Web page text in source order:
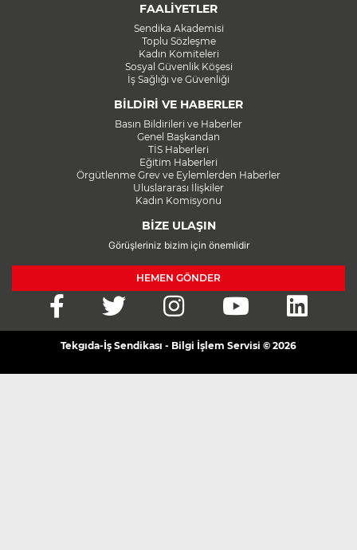
FAALİYETLER
Sendika Akademisi
Toplu Sözleşme
Kadın Komiteleri
Sosyal Güvenlik Köşesi
İş Sağlığı ve Güvenliği
BİLDİRİ VE HABERLER
Basın Bildirileri ve Haberler
Genel Başkandan
TİS Haberleri
Eğitim Haberleri
Örgütlenme Grev ve Eylemlerden Haberler
Uluslararası İlişkiler
Kadın Komisyonu
BİZE ULAŞIN
Görüşleriniz bizim için önemlidir
HEMEN GÖNDER
Tekgıda-İş Sendikası - Bilgi İşlem Servisi © 2026